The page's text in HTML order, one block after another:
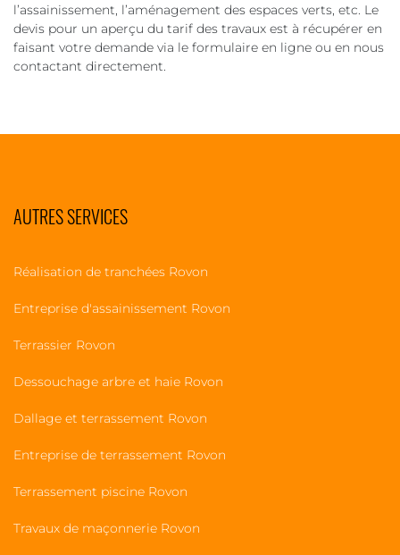
l’assainissement, l’aménagement des espaces verts, etc. Le
devis pour un aperçu du tarif des travaux est à récupérer en
faisant votre demande via le formulaire en ligne ou en nous
contactant directement.
AUTRES SERVICES
Réalisation de tranchées Rovon
Entreprise d'assainissement Rovon
Terrassier Rovon
Dessouchage arbre et haie Rovon
Dallage et terrassement Rovon
Entreprise de terrassement Rovon
Terrassement piscine Rovon
Travaux de maçonnerie Rovon